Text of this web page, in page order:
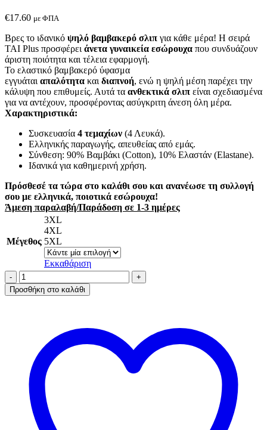
€17.60 με ΦΠΑ
Βρες το ιδανικό ψηλό βαμβακερό σλιπ για κάθε μέρα! Η σειρά
TAI Plus προσφέρει άνετα γυναικεία εσώρουχα που συνδυάζουν
άριστη ποιότητα και τέλεια εφαρμογή.
Το ελαστικό βαμβακερό ύφασμα
εγγυάται απαλότητα και διαπνοή, ενώ η ψηλή μέση παρέχει την
κάλυψη που επιθυμείς. Αυτά τα ανθεκτικά σλιπ είναι σχεδιασμένα
για να αντέχουν, προσφέροντας ασύγκριτη άνεση όλη μέρα.
Χαρακτηριστικά:
Συσκευασία 4 τεμαχίων (4 Λευκά).
Ελληνικής παραγωγής, απευθείας από εμάς.
Σύνθεση: 90% Βαμβάκι (Cotton), 10% Ελαστάν (Elastane).
Ιδανικά για καθημερινή χρήση.
Πρόσθεσέ τα τώρα στο καλάθι σου και ανανέωσε τη συλλογή
σου με ελληνικά, ποιοτικά εσώρουχα!
Άμεση παραλαβή/Παράδοση σε 1-3 ημέρες
Μέγεθος
3XL
4XL
5XL
Εκκαθάριση
A.A
UNDERWEAR
Ψηλά
Τεμάχια)
Ελληνικά
ποσότητα
Προσθήκη στο καλάθι